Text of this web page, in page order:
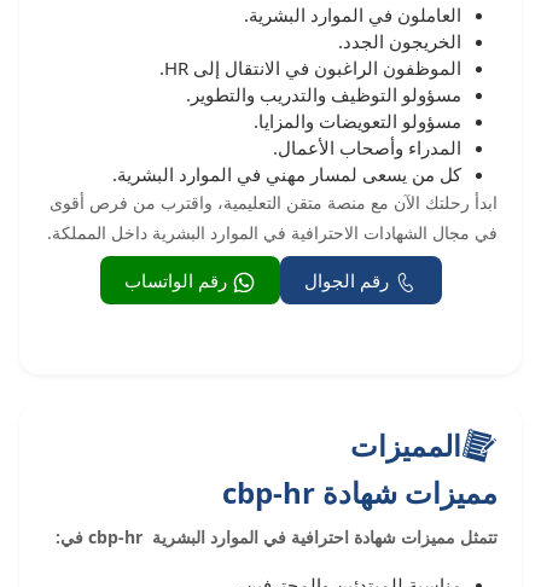
العاملون في الموارد البشرية.
الخريجون الجدد.
الموظفون الراغبون في الانتقال إلى HR.
مسؤولو التوظيف والتدريب والتطوير.
مسؤولو التعويضات والمزايا.
المدراء وأصحاب الأعمال.
كل من يسعى لمسار مهني في الموارد البشرية.
ابدأ رحلتك الآن مع منصة متقن التعليمية، واقترب من فرص أقوى
في مجال الشهادات الاحترافية في الموارد البشرية داخل المملكة.
رقم الجوال رقم الواتساب
المميزات
مميزات شهادة cbp-hr
تتمثل مميزات شهادة احترافية في الموارد البشرية cbp-hr في: